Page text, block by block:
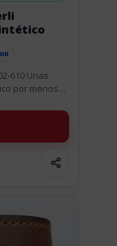
610 Unas
por menos